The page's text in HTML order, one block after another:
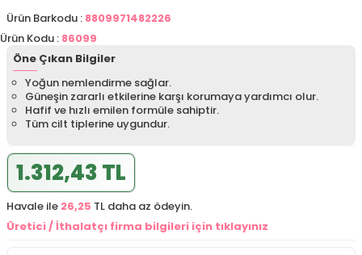
Ürün Barkodu : 8809971482226
Ürün Kodu : 86099
Öne Çıkan Bilgiler
Yoğun nemlendirme sağlar.
Güneşin zararlı etkilerine karşı korumaya yardımcı olur.
Hafif ve hızlı emilen formüle sahiptir.
Tüm cilt tiplerine uygundur.
1.312,43 TL
Havale ile 26,25 TL daha az ödeyin.
Üretici / İthalatçı firma bilgileri için tıklayınız